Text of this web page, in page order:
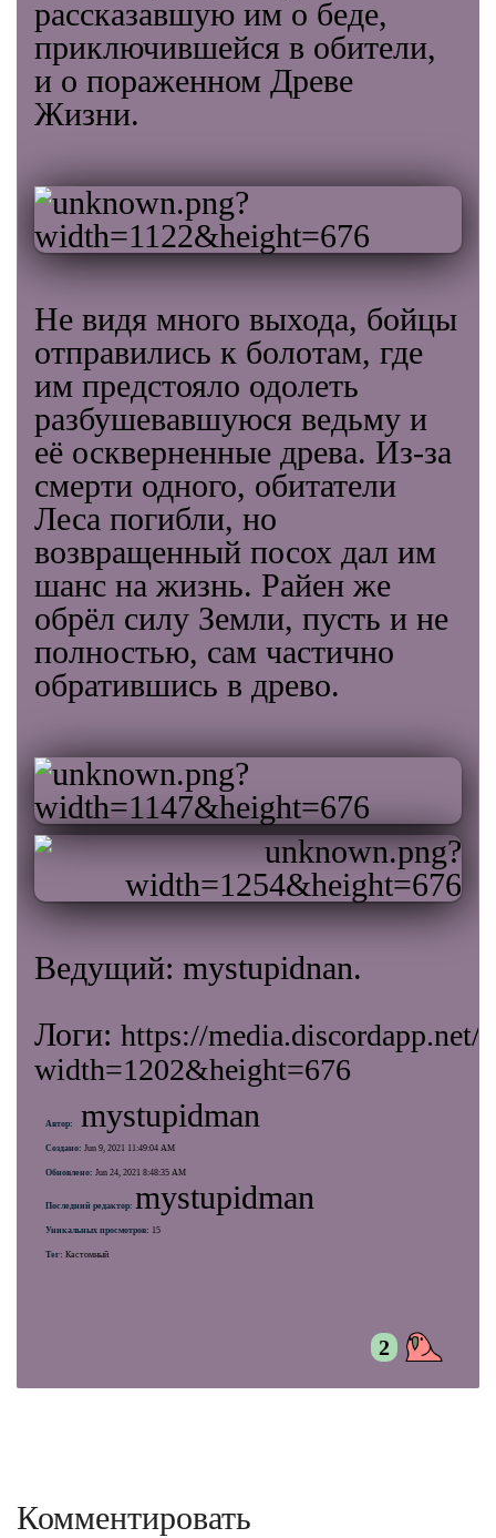
рассказавшую им о беде,
приключившейся в обители,
и о пораженном Древе
Жизни.
Не видя много выхода, бойцы
отправились к болотам, где
им предстояло одолеть
разбушевавшуюся ведьму и
её оскверненные древа. Из-за
смерти одного, обитатели
Леса погибли, но
возвращенный посох дал им
шанс на жизнь. Райен же
обрёл силу Земли, пусть и не
полностью, сам частично
обратившись в древо.
Ведущий: mystupidnan.
Логи: https://media.discordapp.net/
width=1202&height=676
Автор: mystupidman
Создано: Jun 9, 2021 11:49:04 AM
Обновлено: Jun 24, 2021 8:48:35 AM
Последний редактор: mystupidman
Уникальных просмотров: 15
Тег: Кастомный
2
Комментировать